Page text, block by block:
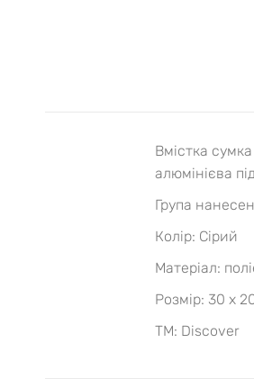
Вмістка
алюмінієва
Група
Колір: Сірий
Матеріал:
Розмір: 30 х
ТМ: Discover